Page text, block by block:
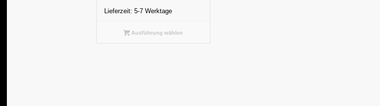
Lieferzeit: 5-7 Werktage
Ausführung wählen